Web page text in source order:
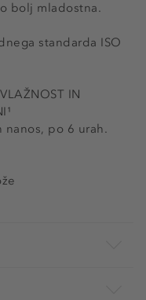
bolj mladostna.
standarda ISO
IN
nanos, po 6 urah.